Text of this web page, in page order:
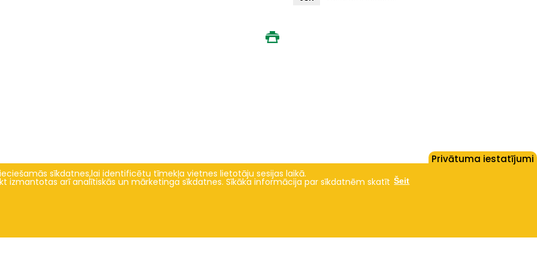
Fakultātes vadība
Privātuma iestatījumi
sīkdatnes,lai identificētu tīmekļa vietnes lietotāju sesijas laikā.
izmantotas arī analītiskās un mārketinga sīkdatnes. Sīkāka informācija par sīkdatnēm skatīt Šeit